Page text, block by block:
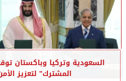
السعودية وتركيا وباكستان
المشترك” لتعزيز